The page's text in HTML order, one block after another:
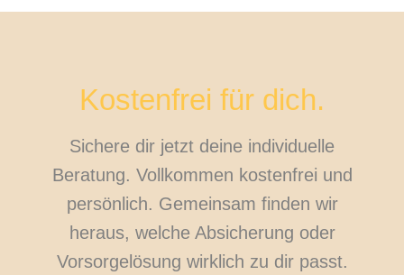
Kostenfrei für dich.
Sichere dir jetzt deine individuelle
Beratung. Vollkommen kostenfrei und
persönlich. Gemeinsam finden wir
heraus, welche Absicherung oder
Vorsorgelösung wirklich zu dir passt.